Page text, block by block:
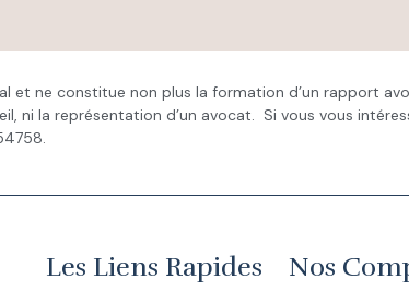
et ne constitue non plus la formation d’un rapport
ni la représentation d’un avocat. Si vous vous
Les Liens Rapides Nos